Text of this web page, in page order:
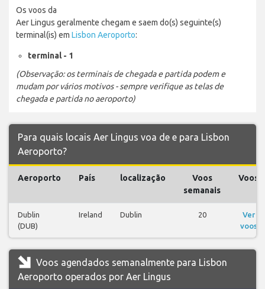
Os voos da
Aer Lingus geralmente chegam e saem do(s) seguinte(s)
terminal(is) em Lisbon Aeroporto:
terminal - 1
(Observação: os terminais de chegada e partida podem e
mudam por vários motivos - sempre verifique as telas de
chegada e partida no aeroporto)
Para quais locais Aer Lingus voa de e para Lisbon
Aeroporto?
Aeroporto País localização
Voos
semanais
Voos
Dublin
(DUB)
Ireland Dublin 20
Ver
voos
Voos agendados semanalmente para Lisbon
Aeroporto operados por Aer Lingus